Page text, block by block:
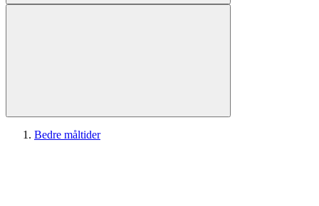
Bedre måltider